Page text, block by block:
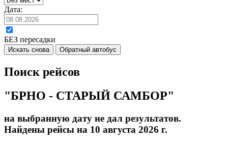
Дата:
БЕЗ пересадки
Искать снова Обратный автобус
Поиск рейсов
"БРНО - СТАРЫЙ САМБОР"
на выбранную дату не дал результатов.
Найдены рейсы на 10 августа 2026 г.